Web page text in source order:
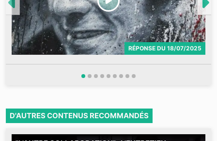
RÉPONSE DU 18/07/2025
D'AUTRES CONTENUS RECOMMANDÉS